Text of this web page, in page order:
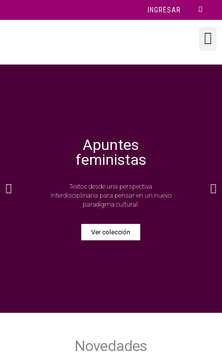
INGRESAR
Apuntes
feministas
Textos desde una perspectiva
interdisciplinaria para pensar en un nuevo
paradigma cultural.
Ver colección
Novedades​